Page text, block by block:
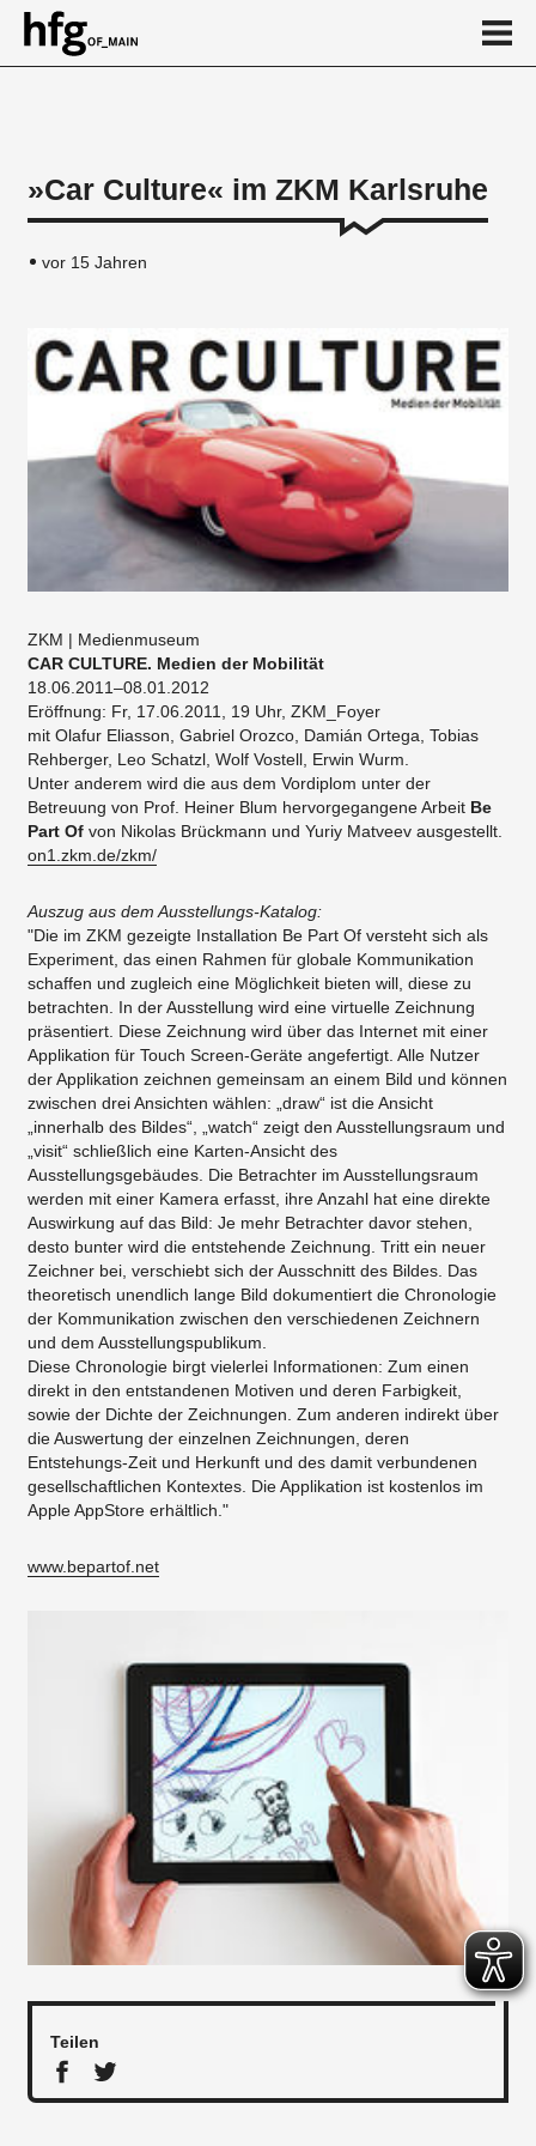
News
»Car Culture« im ZKM Karlsruhe
vor 15 Jahren
ZKM | Medienmuseum
CAR CULTURE. Medien der Mobilität
18.06.2011–08.01.2012
Eröffnung: Fr, 17.06.2011, 19 Uhr, ZKM_Foyer
mit Olafur Eliasson, Gabriel Orozco, Damián Ortega, Tobias
Rehberger, Leo Schatzl, Wolf Vostell, Erwin Wurm.
Unter anderem wird die aus dem Vordiplom unter der
Betreuung von Prof. Heiner Blum hervorgegangene Arbeit Be
Part Of von Nikolas Brückmann und Yuriy Matveev ausgestellt.
on1.zkm.de/zkm/
Auszug aus dem Ausstellungs-Katalog:
"Die im ZKM gezeigte Installation Be Part Of versteht sich als
Experiment, das einen Rahmen für globale Kommunikation
schaffen und zugleich eine Möglichkeit bieten will, diese zu
betrachten. In der Ausstellung wird eine virtuelle Zeichnung
präsentiert. Diese Zeichnung wird über das Internet mit einer
Applikation für Touch Screen-Geräte angefertigt. Alle Nutzer
der Applikation zeichnen gemeinsam an einem Bild und können
zwischen drei Ansichten wählen: „draw“ ist die Ansicht
„innerhalb des Bildes“, „watch“ zeigt den Ausstellungsraum und
„visit“ schließlich eine Karten-Ansicht des
Ausstellungsgebäudes. Die Betrachter im Ausstellungsraum
werden mit einer Kamera erfasst, ihre Anzahl hat eine direkte
Auswirkung auf das Bild: Je mehr Betrachter davor stehen,
desto bunter wird die entstehende Zeichnung. Tritt ein neuer
Zeichner bei, verschiebt sich der Ausschnitt des Bildes. Das
theoretisch unendlich lange Bild dokumentiert die Chronologie
der Kommunikation zwischen den verschiedenen Zeichnern
und dem Ausstellungspublikum.
Diese Chronologie birgt vielerlei Informationen: Zum einen
direkt in den entstandenen Motiven und deren Farbigkeit,
sowie der Dichte der Zeichnungen. Zum anderen indirekt über
die Auswertung der einzelnen Zeichnungen, deren
Entstehungs-Zeit und Herkunft und des damit verbundenen
gesellschaftlichen Kontextes. Die Applikation ist kostenlos im
Apple AppStore erhältlich."
www.bepartof.net
Teilen